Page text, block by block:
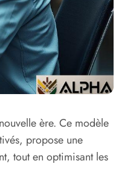
ère. Ce modèle
propose une
tout en optimisant les